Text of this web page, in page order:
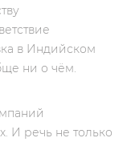
в Индийском
ни о чём.
И речь не только